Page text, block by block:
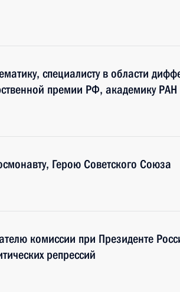
специалисту в области
премии РФ, академику РАН
Герою Советского Союза
комиссии при Президенте
репрессий